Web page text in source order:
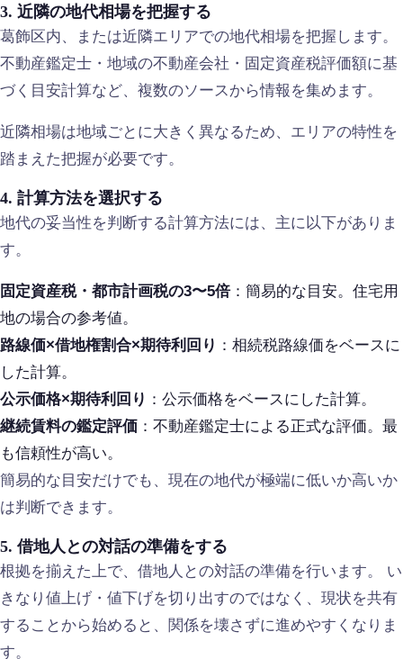
3. 近隣の地代相場を把握する
葛飾区内、または近隣エリアでの地代相場を把握します。
不動産鑑定士・地域の不動産会社・固定資産税評価額に基
づく目安計算など、複数のソースから情報を集めます。
近隣相場は地域ごとに大きく異なるため、エリアの特性を
踏まえた把握が必要です。
4. 計算方法を選択する
地代の妥当性を判断する計算方法には、主に以下がありま
す。
固定資産税・都市計画税の3〜5倍：簡易的な目安。住宅用
地の場合の参考値。
路線価×借地権割合×期待利回り ：相続税路線価をベースに
した計算。
公示価格×期待利回り ：公示価格をベースにした計算。
継続賃料の鑑定評価 ：不動産鑑定士による正式な評価。最
も信頼性が高い。
簡易的な目安だけでも、現在の地代が極端に低いか高いか
は判断できます。
5. 借地人との対話の準備をする
根拠を揃えた上で、借地人との対話の準備を行います。 い
きなり値上げ・値下げを切り出すのではなく、現状を共有
することから始めると、関係を壊さずに進めやすくなりま
す。